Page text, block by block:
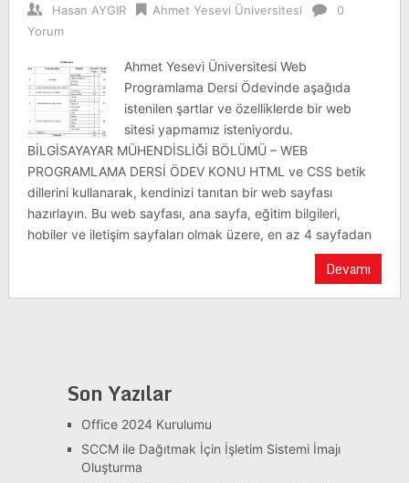
Hasan AYGIR Ahmet Yesevi Üniversitesi
0
Yorum
Ahmet Yesevi Üniversitesi Web
Programlama Dersi Ödevinde aşağıda
istenilen şartlar ve özelliklerde bir web
sitesi yapmamız isteniyordu.
BİLGİSAYAYAR MÜHENDİSLİĞİ BÖLÜMÜ – WEB
PROGRAMLAMA DERSİ ÖDEV KONU HTML ve CSS betik
dillerini kullanarak, kendinizi tanıtan bir web sayfası
hazırlayın. Bu web sayfası, ana sayfa, eğitim bilgileri,
hobiler ve iletişim sayfaları olmak üzere, en az 4 sayfadan
Devamı
Son Yazılar
Office 2024 Kurulumu
SCCM ile Dağıtmak İçin İşletim Sistemi İmajı
Oluşturma